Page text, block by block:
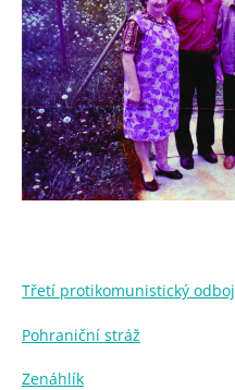
Třetí protikomunistický odboj
Pohraniční stráž
Zenáhlík